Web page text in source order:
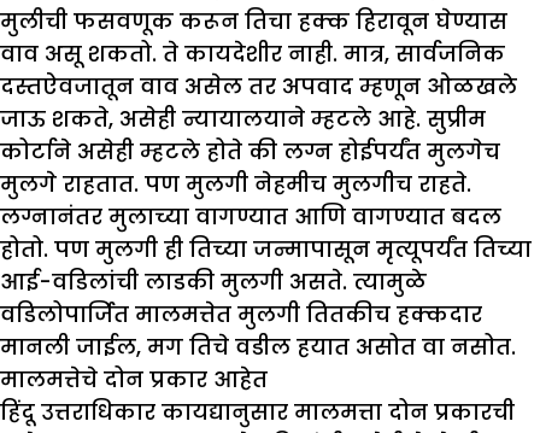
मुलीची फसवणूक करून तिचा हक्क हिरावून घेण्यास
वाव असू शकतो. ते कायदेशीर नाही. मात्र, सार्वजनिक
दस्तऐवजातून वाव असेल तर अपवाद म्हणून ओळखले
जाऊ शकते, असेही न्यायालयाने म्हटले आहे. सुप्रीम
कोर्टाने असेही म्हटले होते की लग्न होईपर्यंत मुलगेच
मुलगे राहतात. पण मुलगी नेहमीच मुलगीच राहते.
लग्नानंतर मुलाच्या वागण्यात आणि वागण्यात बदल
होतो. पण मुलगी ही तिच्या जन्मापासून मृत्यूपर्यंत तिच्या
आई-वडिलांची लाडकी मुलगी असते. त्यामुळे
वडिलोपार्जित मालमत्तेत मुलगी तितकीच हक्कदार
मानली जाईल, मग तिचे वडील हयात असोत वा नसोत.
मालमत्तेचे दोन प्रकार आहेत
हिंदू उत्तराधिकार कायद्यानुसार मालमत्ता दोन प्रकारची